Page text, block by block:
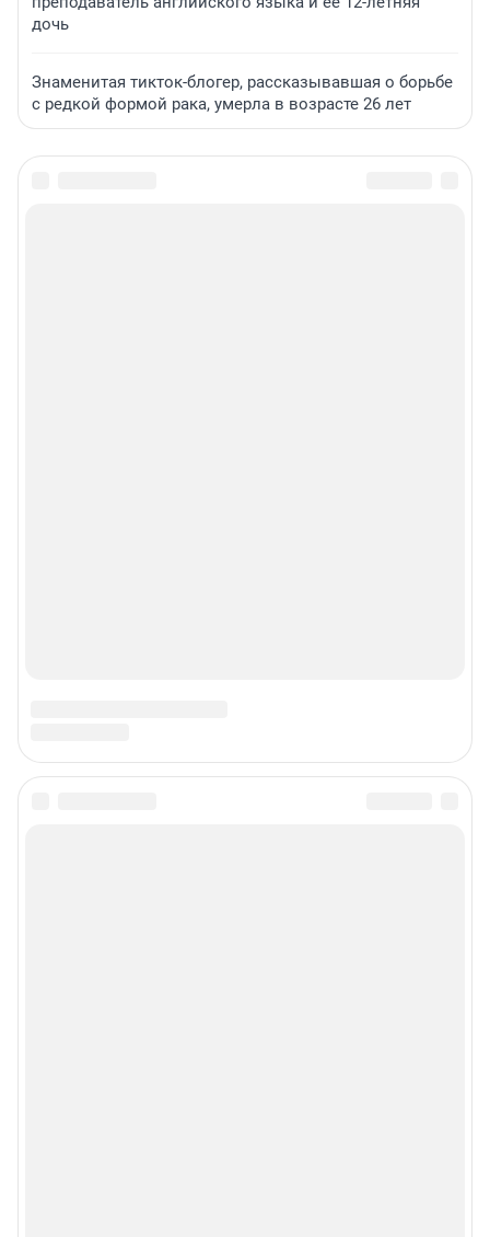
дочь
Знаменитая тикток-блогер, рассказывавшая о борьбе
с редкой формой рака, умерла в возрасте 26 лет